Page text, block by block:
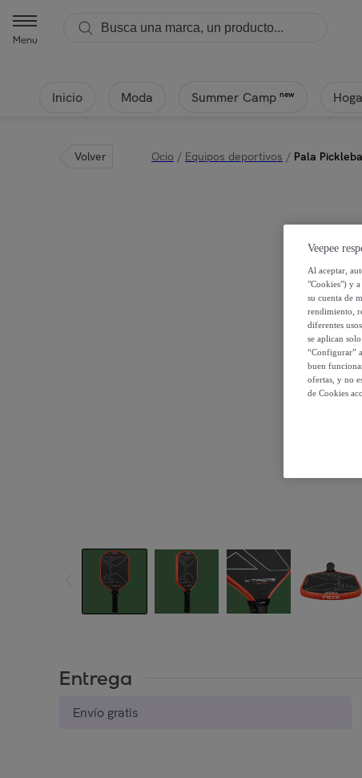
Menu
Inicio Moda Summer Camp new
Volver Ocio / Equipos deportivos / Pala
Entrega
Envío gratis
Veepee
Al aceptar,
"Cookies") y a
su cuenta de
rendimiento,
diferentes
se aplican
“Configurar”
buen
ofertas, y no
de Cookies